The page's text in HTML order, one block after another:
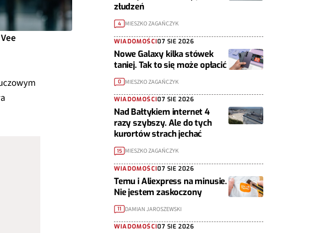
złudzeń
4 MIESZKO ZAGAŃCZYK
WIADOMOŚCI07 SIE 2026
Nowe Galaxy kilka stówek
taniej. Tak to się może opłacić
0 MIESZKO ZAGAŃCZYK
WIADOMOŚCI07 SIE 2026
Nad Bałtykiem internet 4
razy szybszy. Ale do tych
kurortów strach jechać
15 MIESZKO ZAGAŃCZYK
WIADOMOŚCI07 SIE 2026
Temu i Aliexpress na minusie.
Nie jestem zaskoczony
11 DAMIAN JAROSZEWSKI
WIADOMOŚCI07 SIE 2026